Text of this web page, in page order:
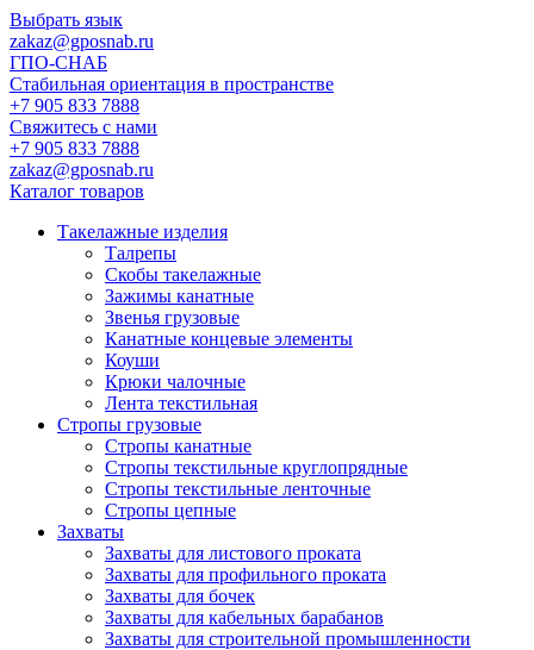
Выбрать язык
zakaz@gposnab.ru
ГПО-СНАБ
Стабильная ориентация в пространстве
+7 905 833 7888
Свяжитесь с нами
+7 905 833 7888
zakaz@gposnab.ru
Каталог товаров
Такелажные изделия
Талрепы
Скобы такелажные
Зажимы канатные
Звенья грузовые
Канатные концевые элементы
Коуши
Крюки чалочные
Лента текстильная
Стропы грузовые
Стропы канатные
Стропы текстильные круглопрядные
Стропы текстильные ленточные
Стропы цепные
Захваты
Захваты для листового проката
Захваты для профильного проката
Захваты для бочек
Захваты для кабельных барабанов
Захваты для строительной промышленности